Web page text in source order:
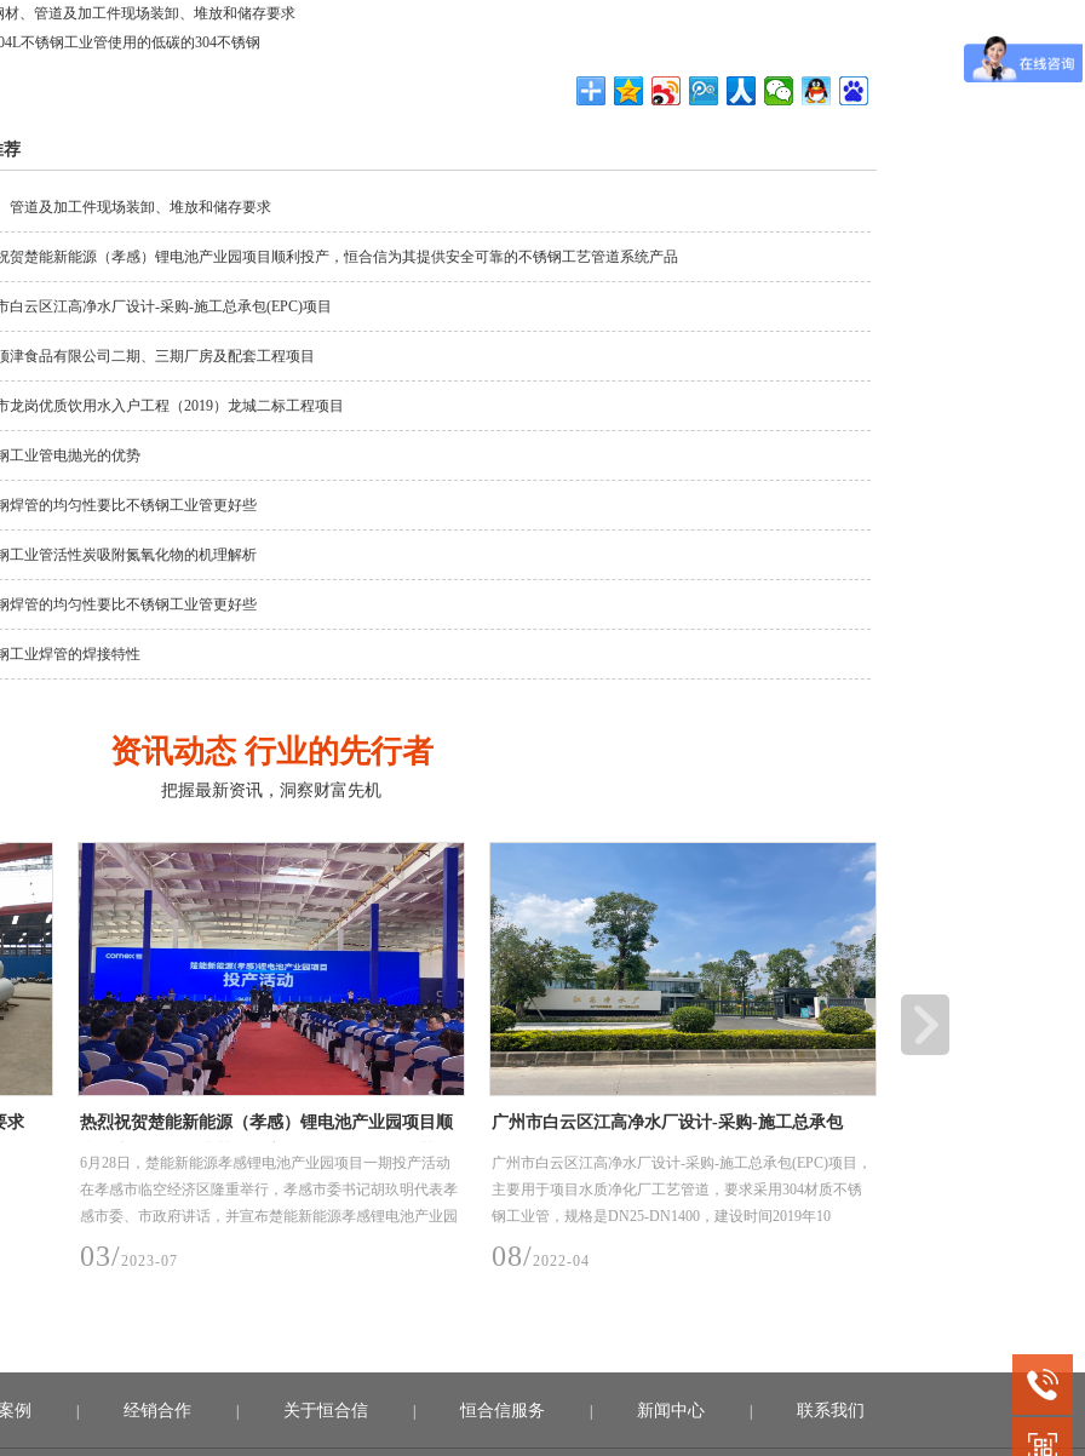
材、管道及加工件现场装卸、堆放和储存要求
不锈钢工业管使用的低碳的304不锈钢
荐
管道及加工件现场装卸、堆放和储存要求
贺楚能新能源（孝感）锂电池产业园项目顺利投产，恒合信为其提供安全可靠的不锈钢工艺管道系统产品
白云区江高净水厂设计-采购-施工总承包(EPC)项目
津食品有限公司二期、三期厂房及配套工程项目
龙岗优质饮用水入户工程（2019）龙城二标工程项目
工业管电抛光的优势
焊管的均匀性要比不锈钢工业管更好些
工业管活性炭吸附氮氧化物的机理解析
焊管的均匀性要比不锈钢工业管更好些
工业焊管的焊接特性
资讯动态 行业的先行者
把握最新资讯，洞察财富先机
求
热烈祝贺楚能新能源（孝感）锂电池产业园项目顺
利投产，恒合信为其提供安全可靠的不锈钢工艺管
道系统产品
6月28日，楚能新能源孝感锂电池产业园项目一期投产活动
在孝感市临空经济区隆重举行，孝感市委书记胡玖明代表孝
感市委、市政府讲话，并宣布楚能新能源孝感锂电池产业园
项目一期正式投产
03/2023-07
广州市白云区江高净水厂设计-采购-施工总承包
(EPC)项目
广州市白云区江高净水厂设计-采购-施工总承包(EPC)项目，
主要用于项目水质净化厂工艺管道，要求采用304材质不锈
钢工业管，规格是DN25-DN1400，建设时间2019年10
月-2020年6月（机电安装材料入场至完成安装时间）。
08/2022-04
例 经销合作 关于恒合信 恒合信服务 新闻中心 联系我们